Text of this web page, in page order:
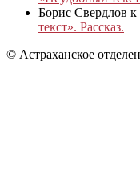
Борис Свердлов к
текст». Рассказ.
© Астраханское